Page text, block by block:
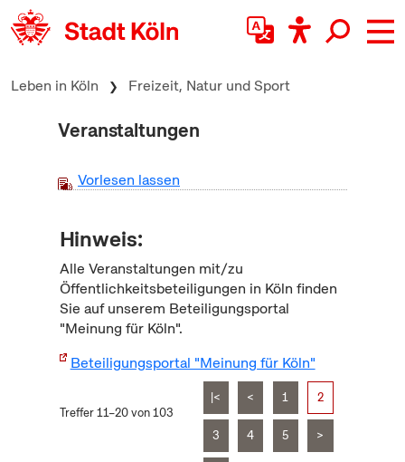
zum Inhalt springen
Leben in Köln Freizeit, Natur und Sport
Veranstaltungen
Vorlesen lassen
Hinweis:
Alle Veranstaltungen mit/zu
Öffentlichkeitsbeteiligungen in Köln finden
Sie auf unserem Beteiligungsportal
"Meinung für Köln".
Beteiligungsportal "Meinung für Köln"
Treffer 11–20 von 103
|< < 1 2
3 4 5 >